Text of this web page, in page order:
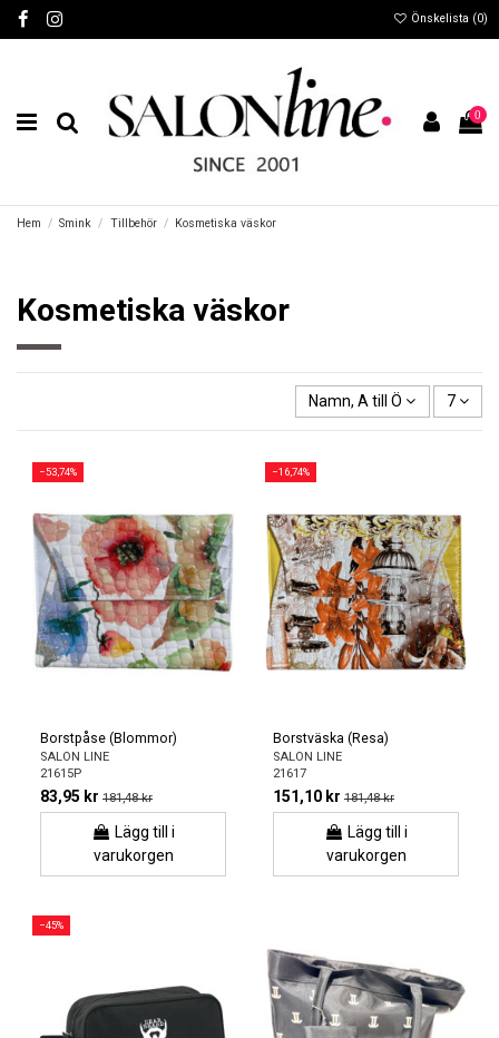
Önskelista (0)
0
Hem Smink Tillbehör Kosmetiska väskor
Kosmetiska väskor
Namn, A till Ö 7
−53,74%
Borstpåse (Blommor)
SALON LINE
21615P
83,95 kr 181,48 kr
Lägg till i
varukorgen
−16,74%
Borstväska (Resa)
SALON LINE
21617
151,10 kr 181,48 kr
Lägg till i
varukorgen
−45%